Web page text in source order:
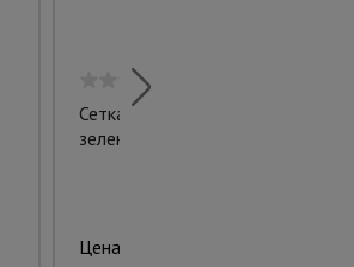
Сетка фасадная затеняющая
зеленая 30-35% 2х10 м
Цена: